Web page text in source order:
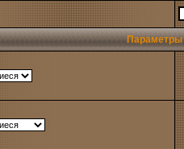
Параметры